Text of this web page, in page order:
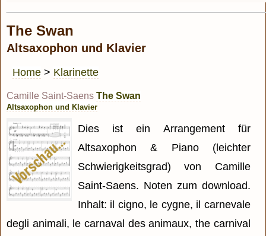
The Swan
Altsaxophon und Klavier
Home > Klarinette
Camille Saint-Saens The Swan
Altsaxophon und Klavier
Dies ist ein Arrangement für
Altsaxophon & Piano (leichter
Schwierigkeitsgrad) von Camille
Saint-Saens. Noten zum download.
Inhalt: il cigno, le cygne, il carnevale
degli animali, le carnaval des animaux, the carnival